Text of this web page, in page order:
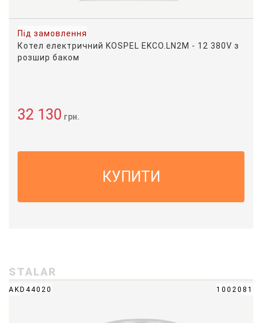
Під замовлення
Котел електричний KOSPEL EKCO.LN2M - 12 380V з
розшир баком
32 130 грн.
КУПИТИ
STALAR
AKD44020 1002081